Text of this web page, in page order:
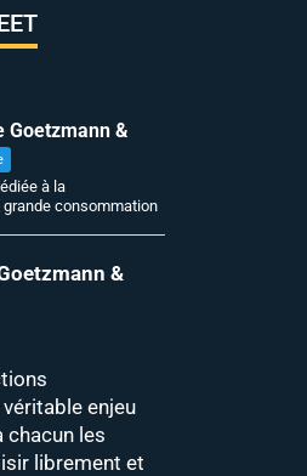
Goetzmann &
à la
consommation
&
enjeu
chacun les
librement et